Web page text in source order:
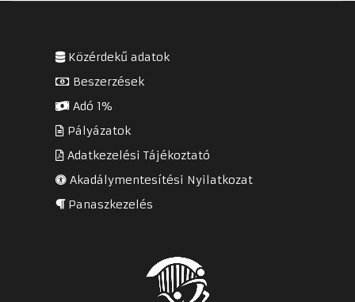
Közérdekű adatok
Beszerzések
Adó 1%
Pályázatok
Adatkezelési Tájékoztató
Akadálymentesítési Nyilatkozat
Panaszkezelés